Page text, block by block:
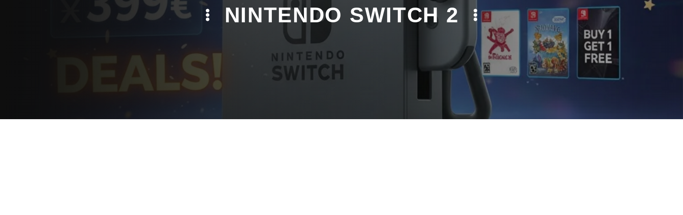
NINTENDO SWITCH 2